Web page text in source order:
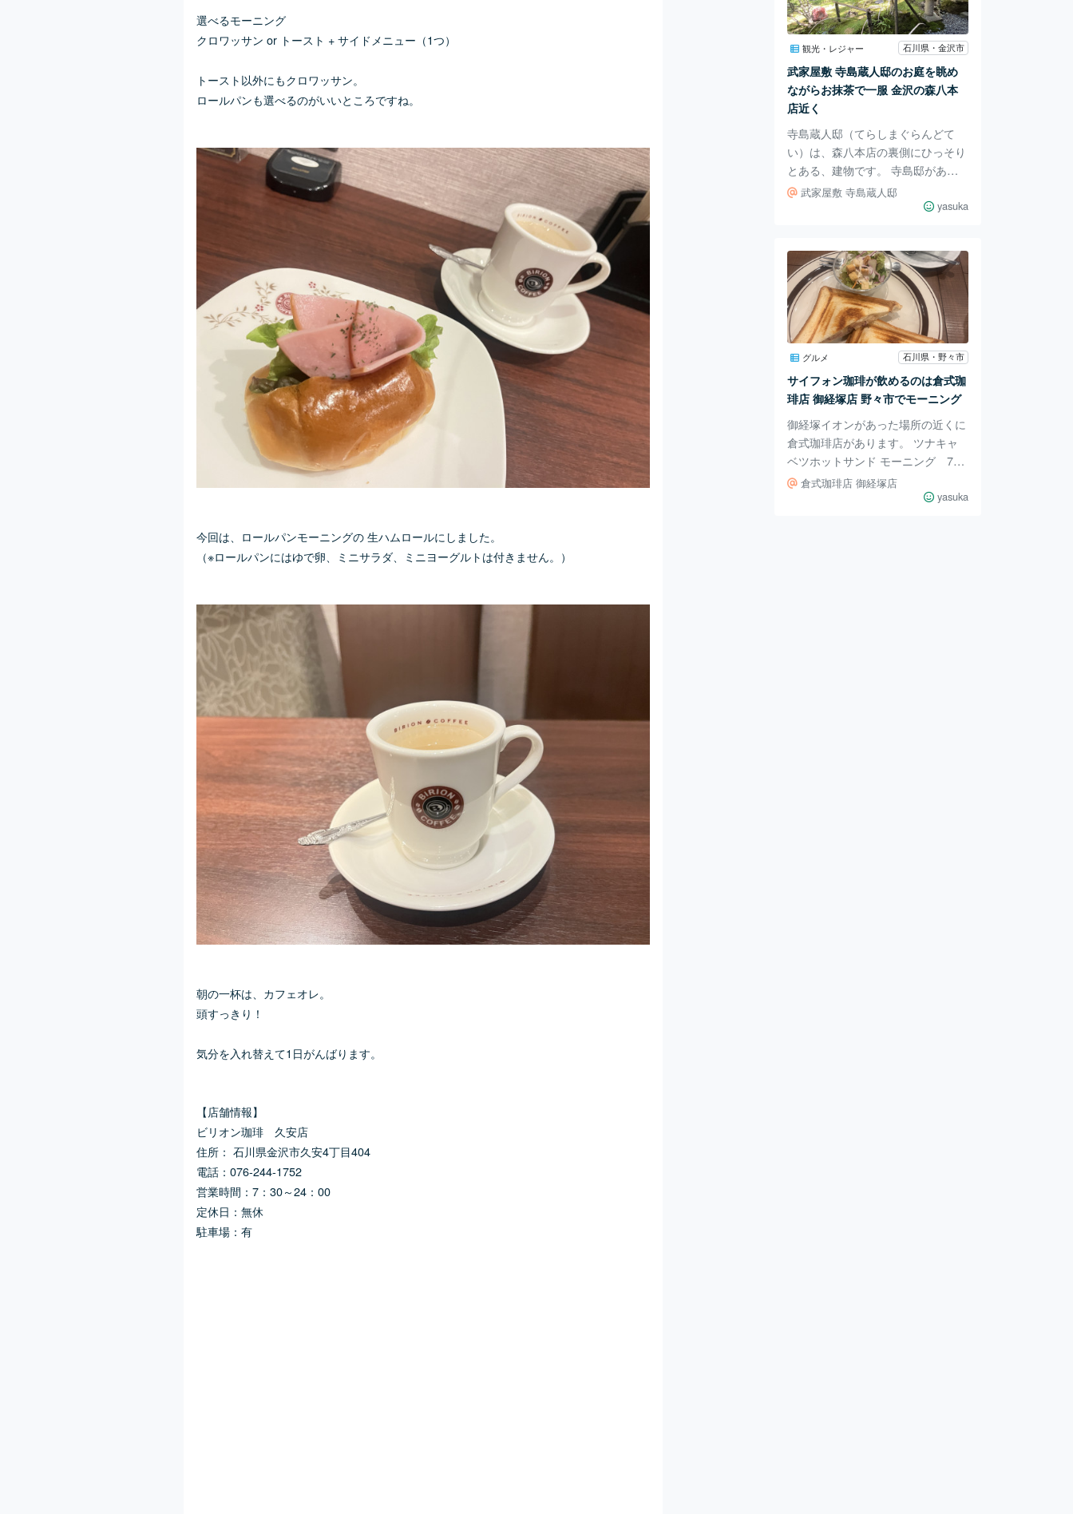
選べるモーニング
クロワッサン or トースト + サイドメニュー（1つ）
トースト以外にもクロワッサン。
ロールパンも選べるのがいいところですね。
今回は、ロールパンモーニングの 生ハムロールにしました。
（※ロールパンにはゆで卵、ミニサラダ、ミニヨーグルトは付きません。）
朝の一杯は、カフェオレ。
頭すっきり！
気分を入れ替えて1日がんばります。
【店舗情報】
ビリオン珈琲 久安店
住所： 石川県金沢市久安4丁目404
電話：076-244-1752
営業時間：7：30～24：00
定休日：無休
駐車場：有
れないように支えるための縄を使っ
た日本独自の技術です。 「YUKIZU
RI」は、フランスの伝統菓子「サク
リスタン」をベース
観光・レジャー 石川県・金沢市
武家屋敷 寺島蔵人邸のお庭を眺め
ながらお抹茶で一服 金沢の森八本
店近く
寺島蔵人邸（てらしまぐらんどて
い）は、森八本店の裏側にひっそり
とある、建物です。 寺島邸がある
大手町は江戸時代は武家屋敷が並ぶ
中級武士の居住エリアでした。 197
年に寺島氏のご厚意により土地・建
物・伝来の所蔵品を金沢市へ寄付 1
994年に金沢市指定文化財歴史資料
となっています。 お庭が本当に広
い！！ 池泉回遊式（ちせんかいゆ
うしき）の庭園が広がり、 春はド
ウダンツツジの開花、初夏の新緑、
秋の紅葉、冬の雪景色と四季折々楽
し
武家屋敷 寺島蔵人邸
yasuka
グルメ 石川県・野々市
サイフォン珈琲が飲めるのは倉式珈
琲店 御経塚店 野々市でモーニング
御経塚イオンがあった場所の近くに
倉式珈琲店があります。 ツナキャ
ベツホットサンド モーニング 780
円 ● ツナキャベツホットサンド ●
サラダ ● ドリンク（メニューから
倉式珈琲店 御経塚店
yasuka